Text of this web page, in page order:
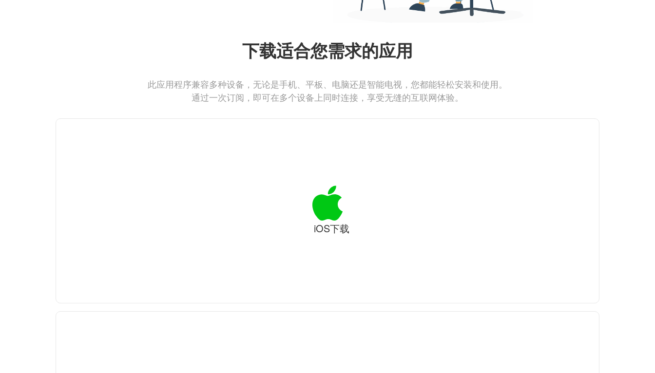
下载适合您需求的应用
此应用程序兼容多种设备，无论是手机、平板、电脑还是智能电视，您都能轻松安装和使用。
通过一次订阅，即可在多个设备上同时连接，享受无缝的互联网体验。
iOS下载